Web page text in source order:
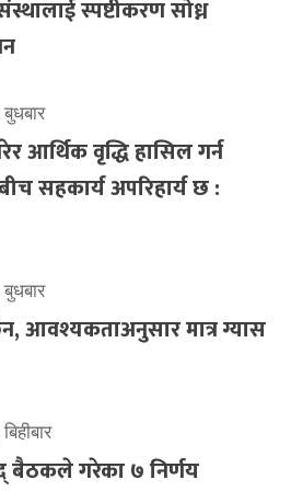
स्पष्टीकरण सोध्न
आर्थिक वृद्धि हासिल गर्न
सहकार्य अपरिहार्य छ :
आवश्यकताअनुसार मात्र ग्यास
बैठकले गरेका ७ निर्णय